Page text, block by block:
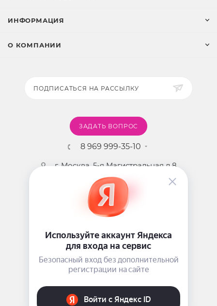
ИНФОРМАЦИЯ
О КОМПАНИИ
ПОДПИСАТЬСЯ НА РАССЫЛКУ
ЗАДАТЬ ВОПРОС
8 969 999-35-10
г. Москва, 5-я Магистральная д.8
2009 - 2026 ©Pink-Girl.ru